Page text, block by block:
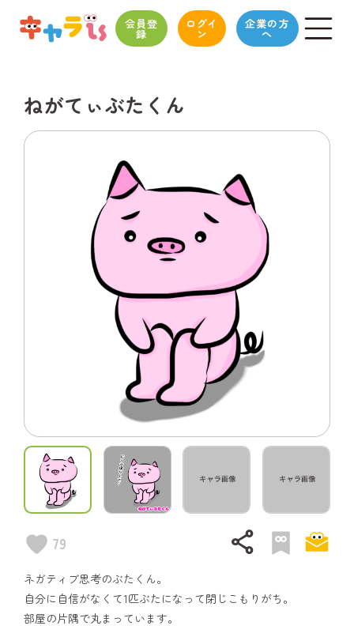
会員登
録
ログイ
ン
企業の方
へ
ねがてぃぶたくん
79 share
ネガティブ思考のぶたくん。
自分に自信がなくて1匹ぶたになって閉じこもりがち。
部屋の片隅で丸まっています。